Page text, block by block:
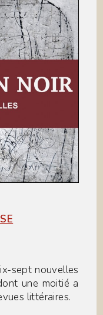
sept nouvelles
une moitié a
littéraires.